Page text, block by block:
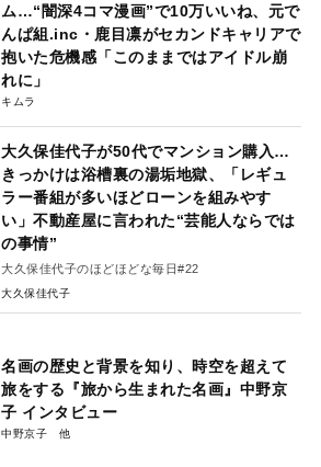
ム…“闇深4コマ漫画”で10万いいね、元で
んぱ組.inc・鹿目凛がセカンドキャリアで
抱いた危機感「このままではアイドル崩
れに」
キムラ
大久保佳代子が50代でマンション購入…
きっかけは浴槽裏の湯垢地獄、「レギュ
ラー番組が多いほどローンを組みやす
い」不動産屋に言われた“芸能人ならでは
の事情”
大久保佳代子のほどほどな毎日#22
大久保佳代子
名画の歴史と背景を知り、時空を超えて
旅をする『旅から生まれた名画』中野京
子 インタビュー
中野京子